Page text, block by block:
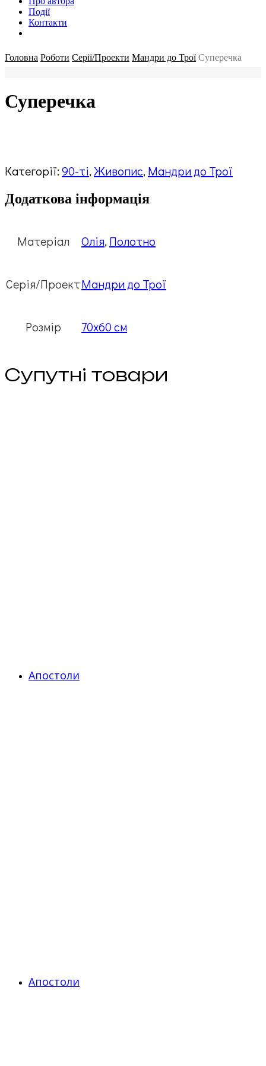
Події
Контакти
Головна Роботи Серії/Проекти Мандри до Трої Суперечка
Суперечка
Категорії:90-ті,Живопис,Мандри до Трої
Додаткова інформація
Матеріал Олія,Полотно
Серія/ПроектМандри до Трої
Розмір 70х60 см
Супутні товари
Апостоли
Апостоли